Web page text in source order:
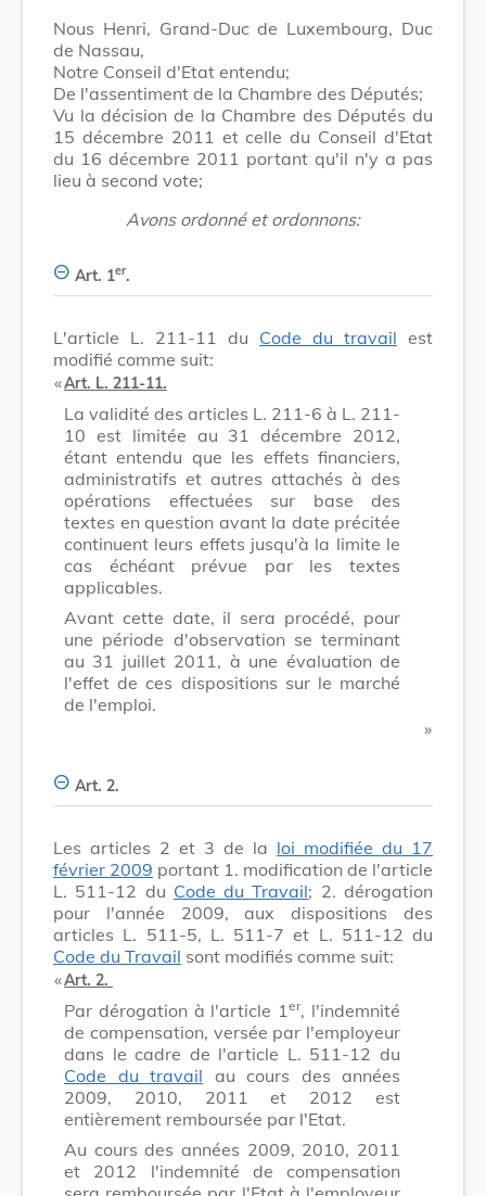
Nous Henri, Grand-Duc de Luxembourg, Duc
de Nassau,
Notre Conseil d'Etat entendu;
De l'assentiment de la Chambre des Députés;
Vu la décision de la Chambre des Députés du
15 décembre 2011 et celle du Conseil d'Etat
du 16 décembre 2011 portant qu'il n'y a pas
lieu à second vote;
Avons ordonné et ordonnons:
Art. 1er.
L'article L. 211-11 du Code du travail est
modifié comme suit:
​ «Art. L. 211-11.
La validité des articles L. 211-6 à L. 211-
10 est limitée au 31 décembre 2012,
étant entendu que les effets financiers,
administratifs et autres attachés à des
opérations effectuées sur base des
textes en question avant la date précitée
continuent leurs effets jusqu'à la limite le
cas échéant prévue par les textes
applicables.
Avant cette date, il sera procédé, pour
une période d'observation se terminant
au 31 juillet 2011, à une évaluation de
l'effet de ces dispositions sur le marché
de l'emploi.
​ »
Art. 2.
Les articles 2 et 3 de la loi modifiée du 17
février 2009 portant 1. modification de l'article
L. 511-12 du Code du Travail; 2. dérogation
pour l'année 2009, aux dispositions des
articles L. 511-5, L. 511-7 et L. 511-12 du
Code du Travail sont modifiés comme suit:
​ «Art. 2.
Par dérogation à l'article 1er, l'indemnité
de compensation, versée par l'employeur
dans le cadre de l'article L. 511-12 du
Code du travail au cours des années
2009, 2010, 2011 et 2012 est
entièrement remboursée par l'Etat.
Au cours des années 2009, 2010, 2011
et 2012 l'indemnité de compensation